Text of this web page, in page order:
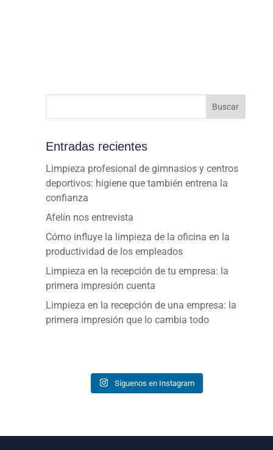
Buscar
Entradas recientes
Limpieza profesional de gimnasios y centros
deportivos: higiene que también entrena la
confianza
Afelín nos entrevista
Cómo influye la limpieza de la oficina en la
productividad de los empleados
Limpieza en la recepción de tu empresa: la
primera impresión cuenta
Limpieza en la recepción de una empresa: la
primera impresión que lo cambia todo
Síguenos en Instagram